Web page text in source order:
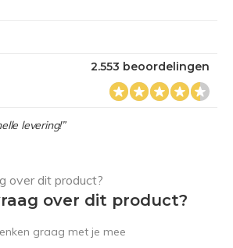
2.553 beoordelingen
levering!”
over dit product?
graag met je mee